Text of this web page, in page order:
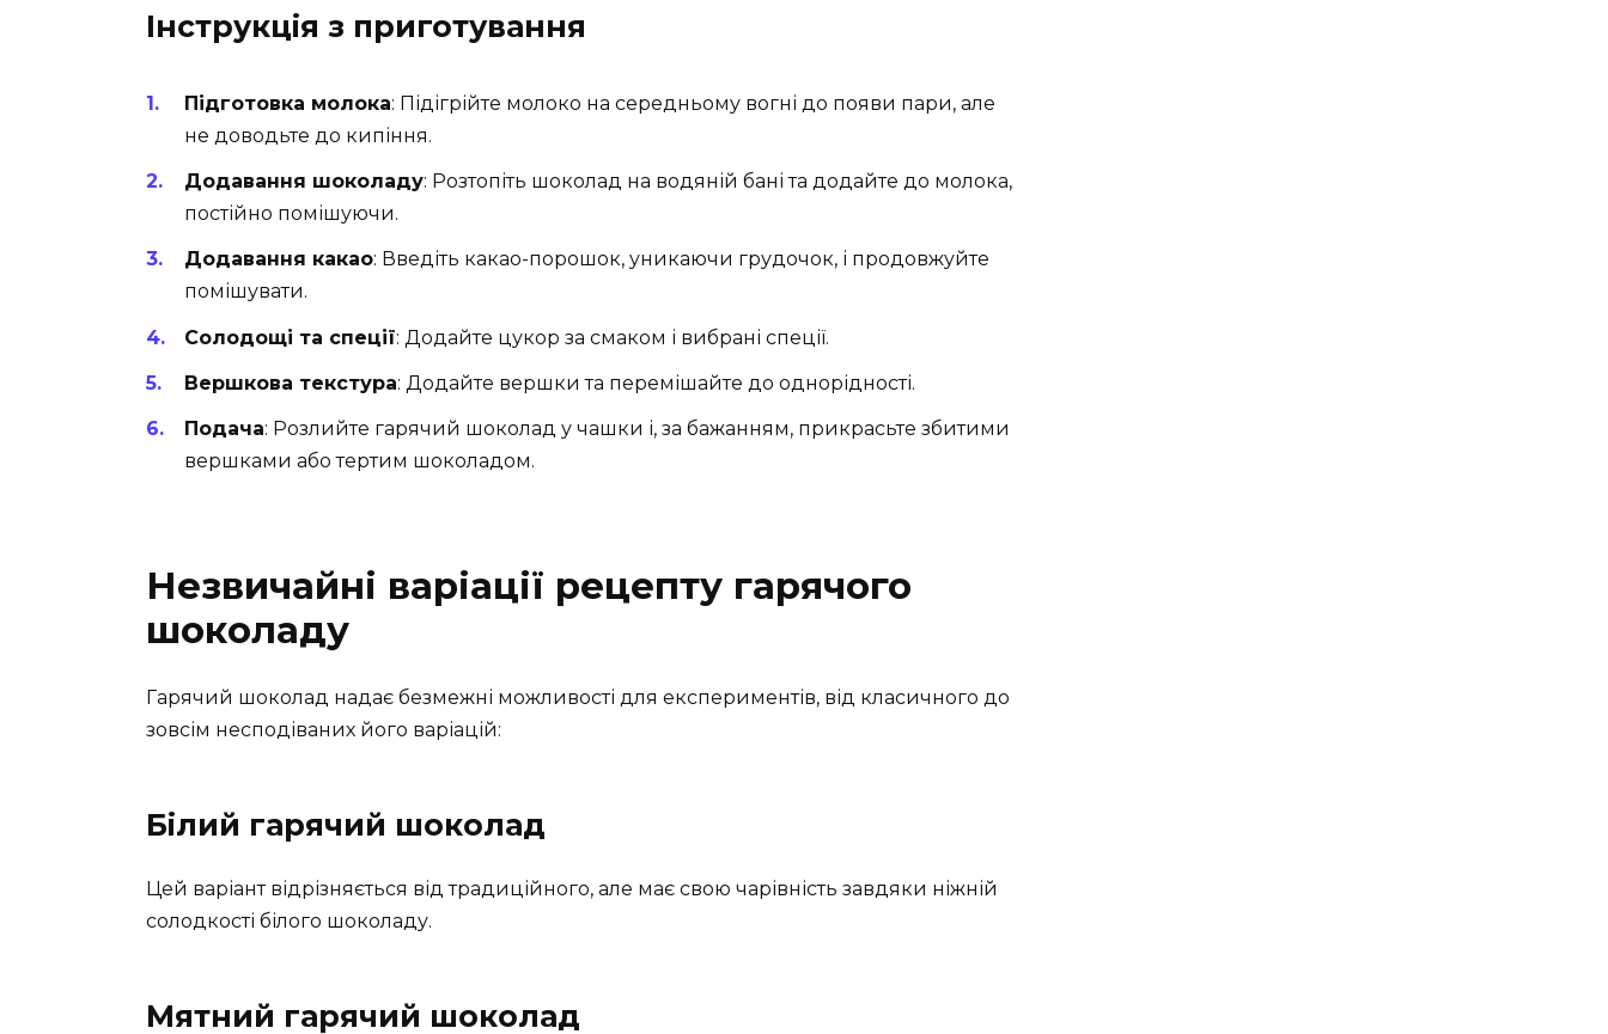
Інструкція з приготування
Підготовка молока: Підігрійте молоко на середньому вогні до появи пари, але
не доводьте до кипіння.
Додавання шоколаду: Розтопіть шоколад на водяній бані та додайте до молока,
постійно помішуючи.
Додавання какао: Введіть какао-порошок, уникаючи грудочок, і продовжуйте
помішувати.
Солодощі та спеції: Додайте цукор за смаком і вибрані спеції.
Вершкова текстура: Додайте вершки та перемішайте до однорідності.
Подача: Розлийте гарячий шоколад у чашки і, за бажанням, прикрасьте збитими
вершками або тертим шоколадом.
Незвичайні варіації рецепту гарячого
шоколаду
Гарячий шоколад надає безмежні можливості для експериментів, від класичного до
зовсім несподіваних його варіацій:
Білий гарячий шоколад
Цей варіант відрізняється від традиційного, але має свою чарівність завдяки ніжній
солодкості білого шоколаду.
Мятний гарячий шоколад